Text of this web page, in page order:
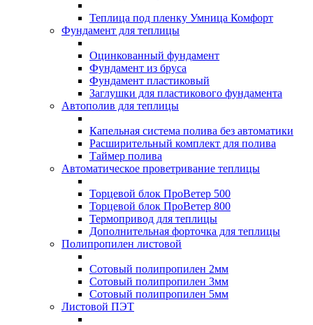
Теплица под пленку Умница Комфорт
Фундамент для теплицы
Оцинкованный фундамент
Фундамент из бруса
Фундамент пластиковый
Заглушки для пластикового фундамента
Автополив для теплицы
Капельная система полива без автоматики
Расширительный комплект для полива
Таймер полива
Автоматическое проветривание теплицы
Торцевой блок ПроВетер 500
Торцевой блок ПроВетер 800
Термопривод для теплицы
Дополнительная форточка для теплицы
Полипропилен листовой
Сотовый полипропилен 2мм
Сотовый полипропилен 3мм
Сотовый полипропилен 5мм
Листовой ПЭТ